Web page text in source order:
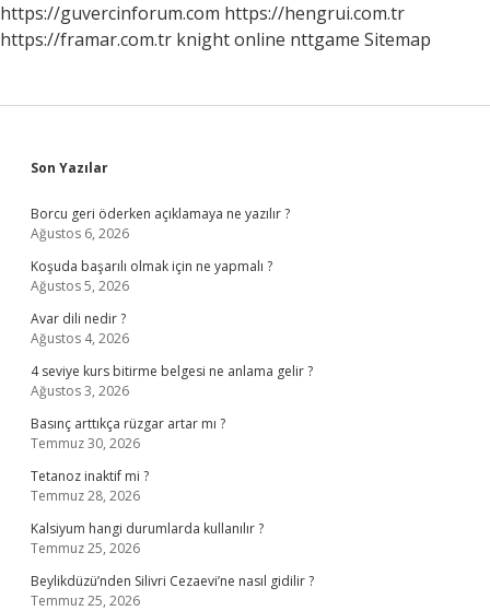
https://guvercinforum.com https://hengrui.com.tr
https://framar.com.tr knight online nttgame Sitemap
Sidebar
Son Yazılar
Borcu geri öderken açıklamaya ne yazılır ?
Ağustos 6, 2026
Koşuda başarılı olmak için ne yapmalı ?
Ağustos 5, 2026
Avar dili nedir ?
Ağustos 4, 2026
4 seviye kurs bitirme belgesi ne anlama gelir ?
Ağustos 3, 2026
Basınç arttıkça rüzgar artar mı ?
Temmuz 30, 2026
Tetanoz inaktif mi ?
Temmuz 28, 2026
Kalsiyum hangi durumlarda kullanılır ?
Temmuz 25, 2026
Beylikdüzü’nden Silivri Cezaevi’ne nasıl gidilir ?
Temmuz 25, 2026